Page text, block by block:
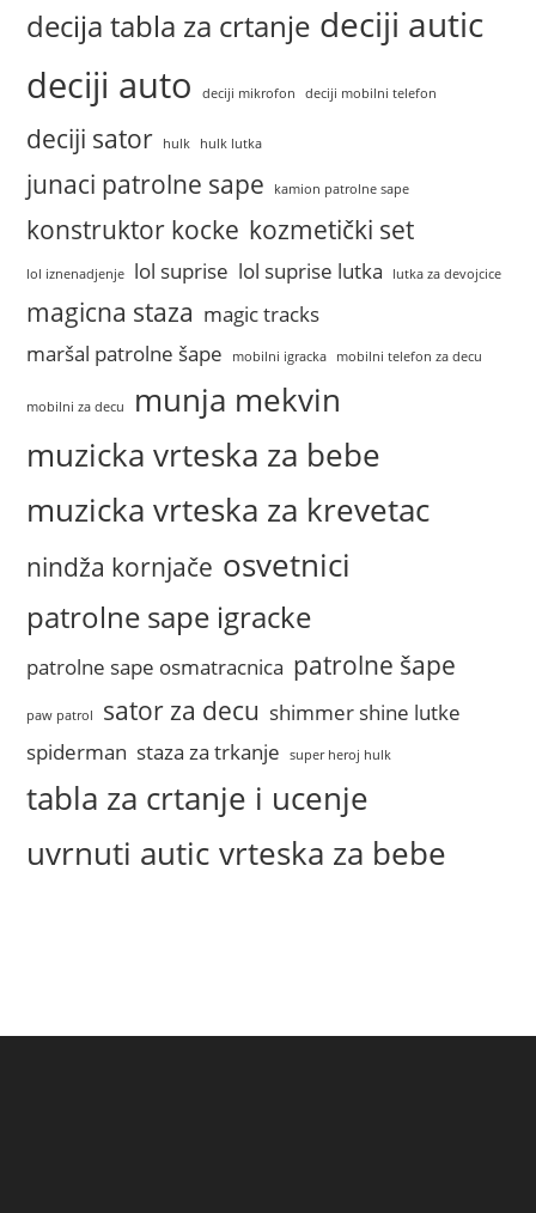
decija tabla za crtanje deciji autic
deciji auto deciji mikrofon deciji mobilni telefon
deciji sator hulk hulk lutka
junaci patrolne sape kamion patrolne sape
konstruktor kocke kozmetički set
lol iznenadjenje lol suprise lol suprise lutka lutka za devojcice
magicna staza magic tracks
maršal patrolne šape
mobilni igracka mobilni telefon za decu
mobilni za decu
munja mekvin
muzicka vrteska za bebe
muzicka vrteska za krevetac
nindža kornjače osvetnici
patrolne sape igracke
patrolne sape osmatracnica patrolne šape
paw patrol sator za decu shimmer shine lutke
spiderman staza za trkanje super heroj hulk
tabla za crtanje i ucenje
uvrnuti autic vrteska za bebe